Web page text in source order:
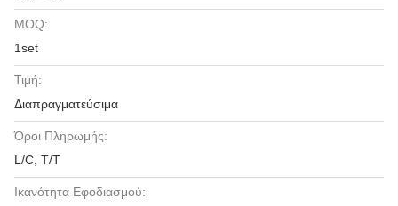
MOQ:
1set
Τιμή:
Διαπραγματεύσιμα
Όροι Πληρωμής:
L/C, T/T
Ικανότητα Εφοδιασμού: